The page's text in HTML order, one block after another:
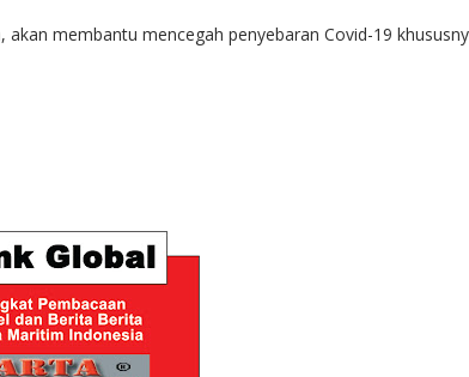
membantu mencegah penyebaran Covid-19